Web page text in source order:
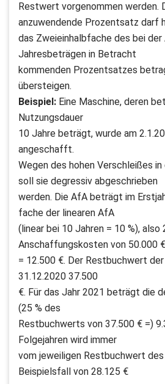
Restwert vorgenommen werden.
anzuwendende Prozentsatz darf
das Zweieinhalbfache des bei
Jahresbeträgen in Betracht
kommenden Prozentsatzes
übersteigen.
Beispiel: Eine Maschine, deren
Nutzungsdauer
10 Jahre beträgt, wurde am
angeschafft.
Wegen des hohen Verschleißes
soll sie degressiv abgeschrieben
werden. Die AfA beträgt im
fache der linearen AfA
(linear bei 10 Jahren = 10 %), also
Anschaffungskosten von 50.000 €
= 12.500 €. Der Restbuchwert
31.12.2020 37.500
€. Für das Jahr 2021 beträgt die
(25 % des
Restbuchwerts von 37.500 € =)
Folgejahren wird immer
vom jeweiligen Restbuchwert des
Beispielsfall von 28.125 €